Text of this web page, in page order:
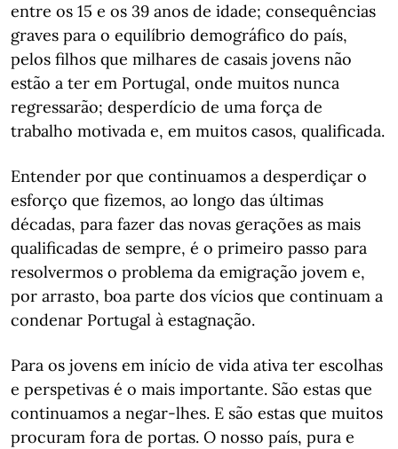
entre os 15 e os 39 anos de idade; consequências
graves para o equilíbrio demográfico do país,
pelos filhos que milhares de casais jovens não
estão a ter em Portugal, onde muitos nunca
regressarão; desperdício de uma força de
trabalho motivada e, em muitos casos, qualificada.
Entender por que continuamos a desperdiçar o
esforço que fizemos, ao longo das últimas
décadas, para fazer das novas gerações as mais
qualificadas de sempre, é o primeiro passo para
resolvermos o problema da emigração jovem e,
por arrasto, boa parte dos vícios que continuam a
condenar Portugal à estagnação.
Para os jovens em início de vida ativa ter escolhas
e perspetivas é o mais importante. São estas que
continuamos a negar-lhes. E são estas que muitos
procuram fora de portas. O nosso país, pura e